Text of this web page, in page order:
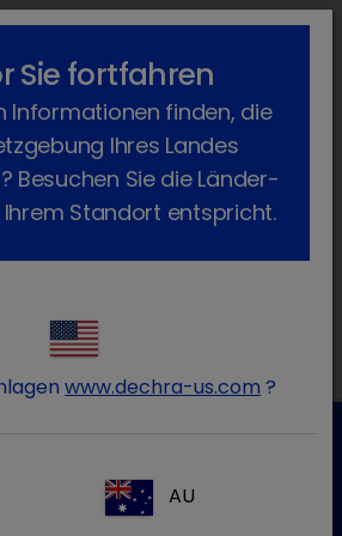
lock_outline search menu
für Tierarztpraxen
Sie fortfahren
Informationen finden, die
Ihres Landes
Besuchen Sie die Länder-
Standort entspricht.
www.dechra-us.com ?
AU